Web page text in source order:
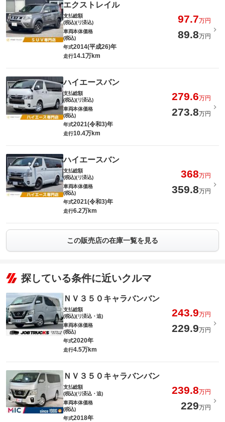
エクストレイル
支払総額
(税込)(リ済込)
97.7万円
車両本体価格
(税込)
89.8万円
年式2014(平成26)年
走行14.1万km
ハイエースバン
支払総額
(税込)(リ済込)
279.6万円
車両本体価格
(税込)
273.8万円
年式2021(令和3)年
走行10.4万km
ハイエースバン
支払総額
(税込)(リ済込)
368万円
車両本体価格
(税込)
359.8万円
年式2021(令和3)年
走行6.2万km
この販売店の在庫一覧を見る
探している条件に近いクルマ
ＮＶ３５０キャラバンバン
支払総額
(税込)(リ済込・追)
243.9万円
車両本体価格
(税込)
229.9万円
年式2020年
走行4.5万km
ＮＶ３５０キャラバンバン
支払総額
(税込)(リ済込・追)
239.8万円
車両本体価格
(税込)
229万円
年式2018年